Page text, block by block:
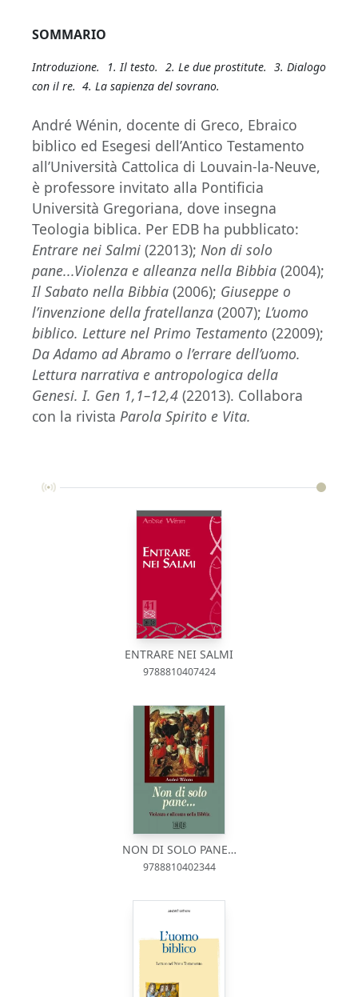
SOMMARIO
Introduzione. 1. Il testo. 2. Le due prostitute. 3. Dialogo
con il re. 4. La sapienza del sovrano.
André Wénin, docente di Greco, Ebraico
biblico ed Esegesi dell’Antico Testamento
all’Università Cattolica di Louvain-la-Neuve,
è professore invitato alla Pontificia
Università Gregoriana, dove insegna
Teologia biblica. Per EDB ha pubblicato:
Entrare nei Salmi (22013); Non di solo
pane...Violenza e alleanza nella Bibbia (2004);
Il Sabato nella Bibbia (2006); Giuseppe o
l’invenzione della fratellanza (2007); L’uomo
biblico. Letture nel Primo Testamento (22009);
Da Adamo ad Abramo o l’errare dell’uomo.
Lettura narrativa e antropologica della
Genesi. I. Gen 1,1–12,4 (22013). Collabora
con la rivista Parola Spirito e Vita.
ENTRARE NEI SALMI
9788810407424
NON DI SOLO PANE…
9788810402344